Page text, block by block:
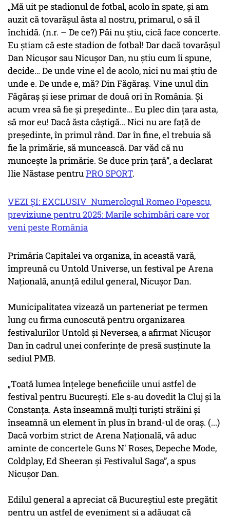
„Mă uit pe stadionul de fotbal, acolo în spate, și am
auzit că tovarășul ăsta al nostru, primarul, o să îl
închidă. (n.r. – De ce?) Păi nu știu, cică face concerte.
Eu știam că este stadion de fotbal! Dar dacă tovarășul
Dan Nicușor sau Nicușor Dan, nu știu cum îi spune,
decide… De unde vine el de acolo, nici nu mai știu de
unde e. De unde e, mă? Din Făgăraș. Vine unul din
Făgăraș și iese primar de două ori în România. Și
acum vrea să fie și președinte… Eu plec din țara asta,
să mor eu! Dacă ăsta câștigă… Nici nu are față de
președinte, în primul rând. Dar în fine, el trebuia să
fie la primărie, să muncească. Dar văd că nu
muncește la primărie. Se duce prin țară”, a declarat
Ilie Năstase pentruPRO SPORT.
VEZI ȘI: EXCLUSIV Numerologul Romeo Popescu,
previziune pentru 2025: Marile schimbări care vor
veni peste România
Primăria Capitalei va organiza, în această vară,
împreună cu Untold Universe, un festival pe Arena
Națională, anunță edilul general, Nicușor Dan.
Municipalitatea vizează un parteneriat pe termen
lung cu firma cunoscută pentru organizarea
festivalurilor Untold și Neversea, a afirmat Nicușor
Dan în cadrul unei conferințe de presă susținute la
sediul PMB.
„Toată lumea înțelege beneficiile unui astfel de
festival pentru București. Ele s-au dovedit la Cluj și la
Constanța. Asta înseamnă mulți turiști străini și
înseamnă un element în plus în brand-ul de oraș. (...)
Dacă vorbim strict de Arena Națională, vă aduc
aminte de concertele Guns N' Roses, Depeche Mode,
Coldplay, Ed Sheeran și Festivalul Saga”, a spus
Nicușor Dan.
Edilul general a apreciat că Bucureștiul este pregătit
pentru un astfel de eveniment și a adăugat că